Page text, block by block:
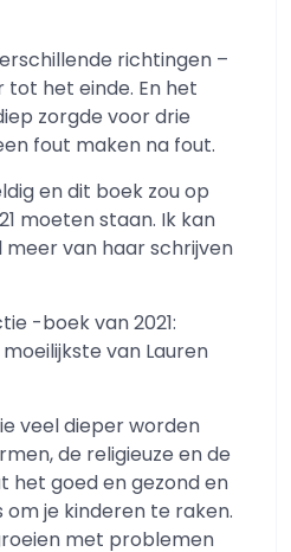
richtingen –
het einde. En het
zorgde voor drie
fout maken na fout.
en dit boek zou op
moeten staan. Ik kan
van haar schrijven
-boek van 2021:
van Lauren
veel dieper worden
de religieuze en de
het goed en gezond en
je kinderen te raken.
met problemen